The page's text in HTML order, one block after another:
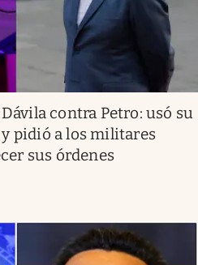
contra Petro: usó su
pidió a los militares
sus órdenes